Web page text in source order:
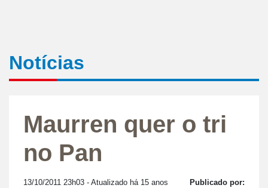
Notícias
Maurren quer o tri
no Pan
13/10/2011 23h03 - Atualizado há 15 anos
Publicado por: